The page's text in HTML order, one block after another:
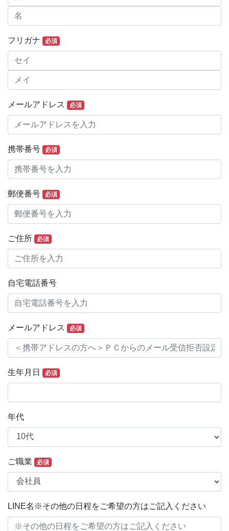
フリガナ 必須
メールアドレス 必須
携帯番号 必須
郵便番号 必須
ご住所 必須
自宅電話番号
メールアドレス 必須
生年月日 必須
年代
ご職業 必須
LINE名※その他の日程をご希望の方はご記入ください